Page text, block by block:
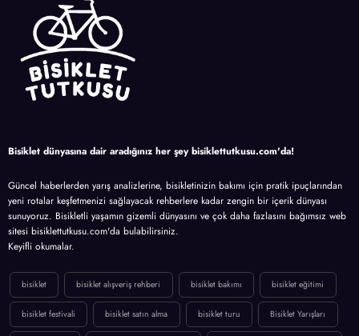
Bisiklet dünyasına dair aradığınız her şey bisiklettutkusu.com'da!
Güncel haberlerden yarış analizlerine, bisikletinizin bakımı için pratik ipuçlarından
yeni rotalar keşfetmenizi sağlayacak rehberlere kadar zengin bir içerik dünyası
sunuyoruz. Bisikletli yaşamın gizemli dünyasını ve çok daha fazlasını bağımsız web
sitesi bisiklettutkusu.com'da bulabilirsiniz.
Keyifli okumalar.
bisiklet bisiklet alışveriş rehberi bisiklet bakımı bisiklet eğitimi
bisiklet festivali bisiklet satın alma bisiklet turu Bisiklet Yarışları